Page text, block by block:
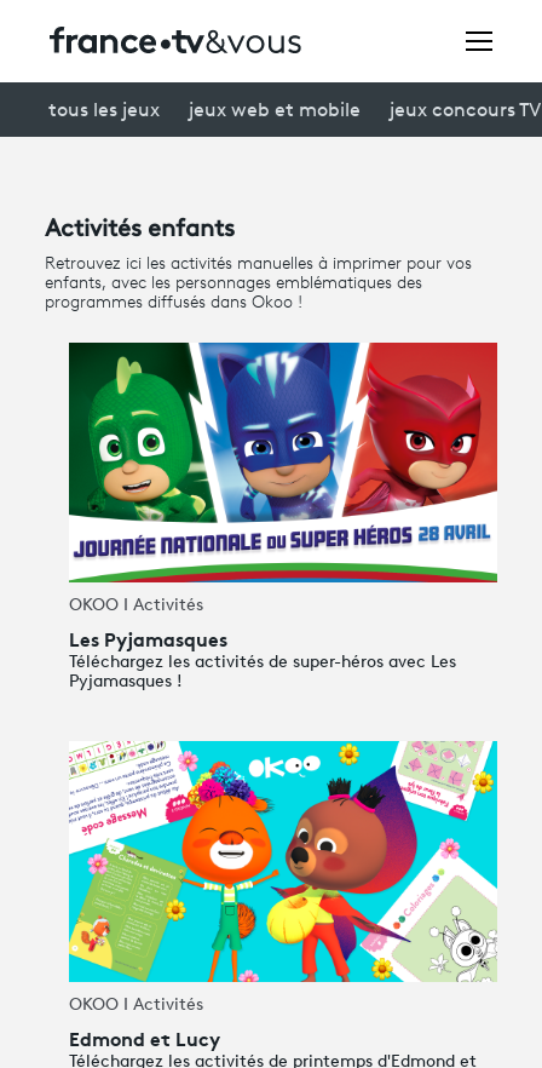
connexion
Avantages fidélité
À la une
Participer et assister à une émission
À votre écoute
Productions et innovation
Programme tv
tous les jeux jeux web et mobile jeux concours TV
Jeux
Activités enfants
Retrouvez ici les activités manuelles à imprimer pour vos
enfants, avec les personnages emblématiques des
programmes diffusés dans Okoo !
Les Pyjamasques
Téléchargez les activités de super-héros avec Les
Pyjamasques !
OKOO I Activités
Edmond et Lucy
Téléchargez les activités de printemps d'Edmond et
OKOO I Activités